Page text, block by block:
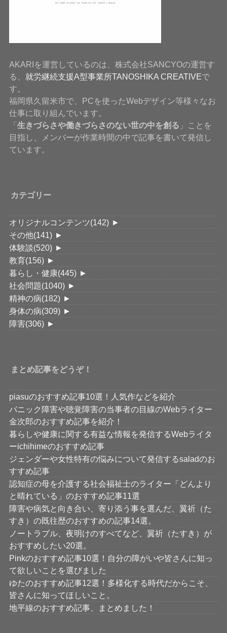
AKARIを運営しているのは、株式会社SANCYOの運営す
る、 就労継続支援A型事業所TANOSHIKA CREATIVEで
す。
福岡県久留米市で、PCを使ったWebデザイン等様々なお
仕事に取り組んでいます。
「生きづらさや働きづらさのない世の中を創る 」ことを
目指し、メンバーが作業時間の中で記事を書いて発信し
ています。
カテゴリー
オリジナルコンテンツ(142) ►
その他(141) ►
体験談(520) ►
教育(156) ►
暮らし・健康(445) ►
社会問題(1040) ►
精神の病(182) ►
身体の病(309) ►
障害(306) ►
まとめ記事をどうぞ！
piasuのおすすめ記事10選！人気作などを紹介
パニック障害や聴覚障害の当事者の目線のWebライター
金次郎のおすすめ記事を紹介！
暮らしや健康に関する有益な情報を発信するWebライタ
ーichihimeのおすすめ記事
ジェンダーや女性特有の悩みについて発信するsaladのお
すすめ記事
認知症の母を介護する社会福祉士のライター「どんより
と晴れている」のおすすめ記事11選
障害や病気と向き合い、寄り添う事を選んだ、翼祈（た
すき）の既往歴のおすすめの記事14選。
ノートラブル、夜明けのすべてなど、翼祈（たすき）が
おすすめしたい20選。
Pinkのおすすめ記事10選！自分の障がいや皆さんに知っ
て欲しいことを選びました
ゆたのおすすめ記事12選！多様化する時代だからこそ、
皆さんに知ってほしいこと。
地平線のおすすめ記事、まとめました！